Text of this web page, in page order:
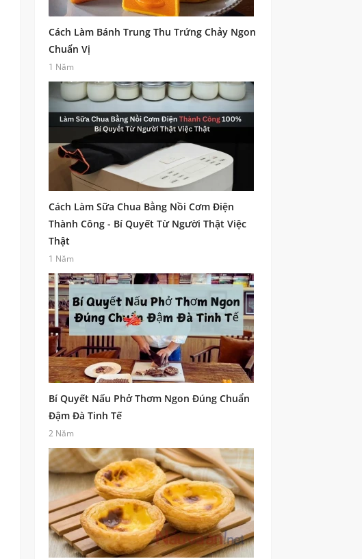
Cách Làm Bánh Trung Thu Trứng Chảy Ngon
Chuẩn Vị
1 Năm
Cách Làm Sữa Chua Bằng Nồi Cơm Điện
Thành Công - Bí Quyết Từ Người Thật Việc
Thật
1 Năm
Bí Quyết Nấu Phở Thơm Ngon Đúng Chuẩn
Đậm Đà Tinh Tế
2 Năm